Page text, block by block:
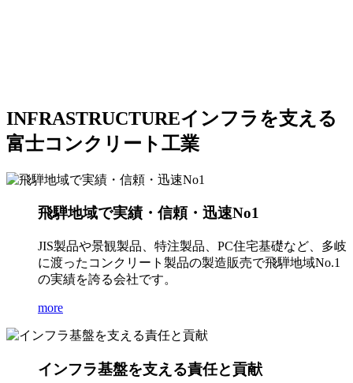
INFRASTRUCTUREインフラを支える
富士コンクリート工業
飛騨地域で実績・信頼・迅速No1
JIS製品や景観製品、特注製品、PC住宅基礎など、多岐
に渡ったコンクリート製品の製造販売で飛騨地域No.1
の実績を誇る会社です。
more
インフラ基盤を支える責任と貢献